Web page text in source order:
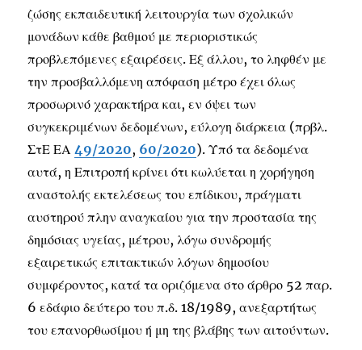
ζώσης εκπαιδευτική λειτουργία των σχολικών
μονάδων κάθε βαθμού με περιοριστικώς
προβλεπόμενες εξαιρέσεις. Εξ άλλου, το ληφθέν με
την προσβαλλόμενη απόφαση μέτρο έχει όλως
προσωρινό χαρακτήρα και, εν όψει των
συγκεκριμένων δεδομένων, εύλογη διάρκεια (πρβλ.
ΣτΕ ΕΑ49/2020, 60/2020). Υπό τα δεδομένα
αυτά, η Επιτροπή κρίνει ότι κωλύεται η χορήγηση
αναστολής εκτελέσεως του επίδικου, πράγματι
αυστηρού πλην αναγκαίου για την προστασία της
δημόσιας υγείας, μέτρου, λόγω συνδρομής
εξαιρετικώς επιτακτικών λόγων δημοσίου
συμφέροντος, κατά τα οριζόμενα στο άρθρο 52 παρ.
6 εδάφιο δεύτερο του π.δ. 18/1989, ανεξαρτήτως
του επανορθωσίμου ή μη της βλάβης των αιτούντων.